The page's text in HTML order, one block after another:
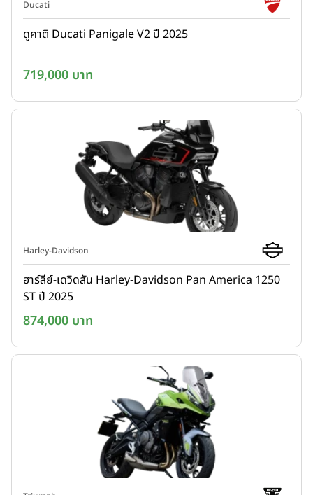
Ducati
ดูคาติ Ducati Panigale V2 ปี 2025
719,000 บาท
Harley-Davidson
ฮาร์ลีย์-เดวิดสัน Harley-Davidson Pan America 1250
ST ปี 2025
874,000 บาท